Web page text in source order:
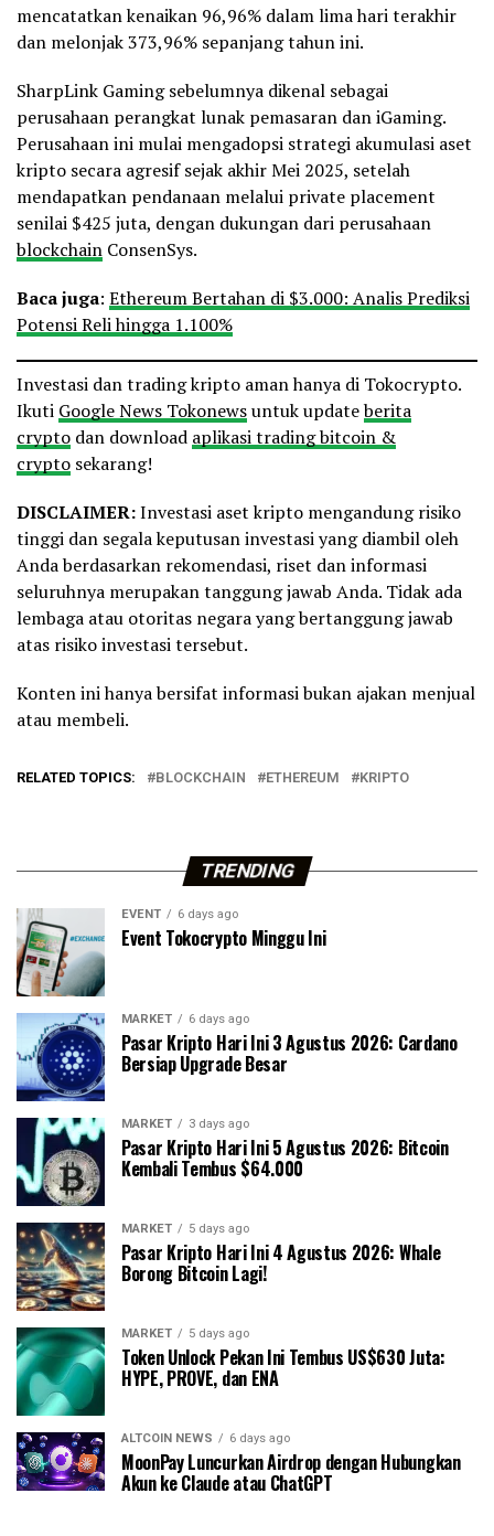
mencatatkan kenaikan 96,96% dalam lima hari terakhir
dan melonjak 373,96% sepanjang tahun ini.
SharpLink Gaming sebelumnya dikenal sebagai
perusahaan perangkat lunak pemasaran dan iGaming.
Perusahaan ini mulai mengadopsi strategi akumulasi aset
kripto secara agresif sejak akhir Mei 2025, setelah
mendapatkan pendanaan melalui private placement
senilai $425 juta, dengan dukungan dari perusahaan
blockchain ConsenSys.
Baca juga: Ethereum Bertahan di $3.000: Analis Prediksi
Potensi Reli hingga 1.100%
Investasi dan trading kripto aman hanya di Tokocrypto.
Ikuti Google News Tokonewsuntuk updateberita
crypto dan download aplikasi trading bitcoin &
crypto sekarang!
DISCLAIMER:Investasi aset kripto mengandung risiko
tinggi dan segala keputusan investasi yang diambil oleh
Anda berdasarkan rekomendasi, riset dan informasi
seluruhnya merupakan tanggung jawab Anda. Tidak ada
lembaga atau otoritas negara yang bertanggung jawab
atas risiko investasi tersebut.
Konten ini hanya bersifat informasi bukan ajakan menjual
atau membeli.
RELATED TOPICS: BLOCKCHAIN ETHEREUM KRIPTO
TRENDING
EVENT 6 days ago
Event Tokocrypto Minggu Ini
MARKET 6 days ago
Pasar Kripto Hari Ini 3 Agustus 2026: Cardano
Bersiap Upgrade Besar
MARKET 3 days ago
Pasar Kripto Hari Ini 5 Agustus 2026: Bitcoin
Kembali Tembus $64.000
MARKET 5 days ago
Pasar Kripto Hari Ini 4 Agustus 2026: Whale
Borong Bitcoin Lagi!
MARKET 5 days ago
Token Unlock Pekan Ini Tembus US$630 Juta:
HYPE, PROVE, dan ENA
ALTCOIN NEWS 6 days ago
MoonPay Luncurkan Airdrop dengan Hubungkan
Akun ke Claude atau ChatGPT